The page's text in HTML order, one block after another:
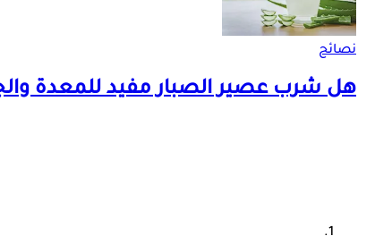
نصائح
هل شرب عصير الصبار مفيد للمعدة